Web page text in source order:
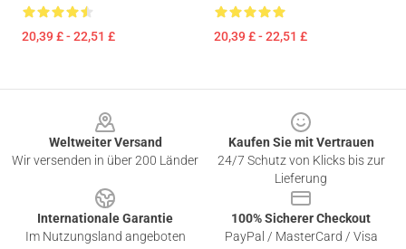
20,39 £ - 22,51 £ 20,39 £ - 22,51 £
Weltweiter Versand
Wir versenden in über 200 Länder
Kaufen Sie mit Vertrauen
24/7 Schutz von Klicks bis zur
Lieferung
Internationale Garantie
Im Nutzungsland angeboten
100% Sicherer Checkout
PayPal / MasterCard / Visa